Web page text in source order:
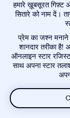
हमारे ख़ूबसूरत गिफ़्ट
सितारे को नाम दें।
प्रेम का जश्न
शानदार तरीका
ऑनलाइन स्टार
साथ अपना स्टार